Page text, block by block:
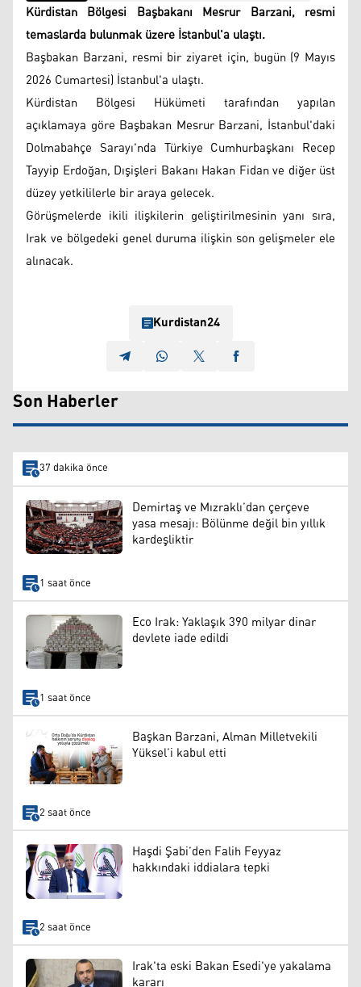
Kürdistan Bölgesi Başbakanı Mesrur ​​Barzani, resmi
temaslarda bulunmak üzere İstanbul'a ulaştı.
Başbakan Barzani, resmi bir ziyaret için, bugün (9 Mayıs
2026 Cumartesi) İstanbul'a ulaştı.
Kürdistan Bölgesi Hükümeti tarafından yapılan
açıklamaya göre Başbakan Mesrur Barzani, İstanbul'daki
Dolmabahçe Sarayı'nda Türkiye Cumhurbaşkanı Recep
Tayyip Erdoğan, Dışişleri Bakanı Hakan Fidan ve diğer üst
düzey yetkililerle bir araya gelecek.
Görüşmelerde ikili ilişkilerin geliştirilmesinin yanı sıra,
Irak ve bölgedeki genel duruma ilişkin son gelişmeler ele
alınacak.
Kurdistan24
Son Haberler
37 dakika önce
Demirtaş ve Mızraklı’dan çerçeve
yasa mesajı: Bölünme değil bin yıllık
kardeşliktir
1 saat önce
Eco Irak: Yaklaşık 390 milyar dinar
devlete iade edildi
1 saat önce
Başkan Barzani, Alman Milletvekili
Yüksel’i kabul etti
2 saat önce
Haşdi Şabi’den Falih Feyyaz
hakkındaki iddialara tepki
2 saat önce
Irak'ta eski Bakan Esedi'ye yakalama